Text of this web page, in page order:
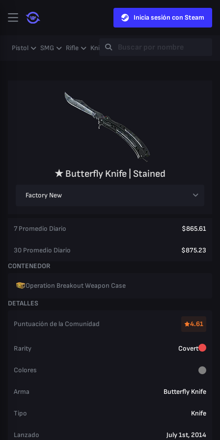
Inicia sesión con Steam
Pistol SMG Rifle Knife Gloves Heavy Case
★ Butterfly Knife | Stained
Factory New
7 Promedio Diario $865.61
30 Promedio Diario
$875.23
CONTENEDOR
Operation Breakout Weapon Case
DETALLES
Puntuación de la Comunidad 4.61
Rarity Covert
Colores
Arma Butterfly Knife
Tipo Knife
Lanzado July 1st, 2014